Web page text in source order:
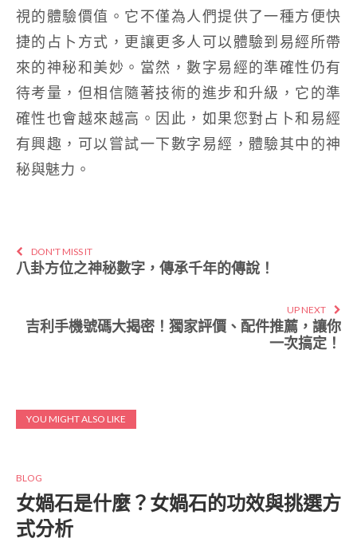
視的體驗價值。它不僅為人們提供了一種方便快
捷的占卜方式，更讓更多人可以體驗到易經所帶
來的神秘和美妙。當然，數字易經的準確性仍有
待考量，但相信隨著技術的進步和升級，它的準
確性也會越來越高。因此，如果您對占卜和易經
有興趣，可以嘗試一下數字易經，體驗其中的神
秘與魅力。
DON'T MISS IT
八卦方位之神秘數字，傳承千年的傳說！
UP NEXT
吉利手機號碼大揭密！獨家評價、配件推薦，讓你
一次搞定！
YOU MIGHT ALSO LIKE
BLOG
女媧石是什麼？女媧石的功效與挑選方
式分析